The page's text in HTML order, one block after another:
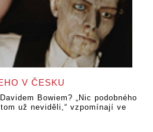
V ČESKU
Bowiem? „Nic podobného
už neviděli,“ vzpomínají ve